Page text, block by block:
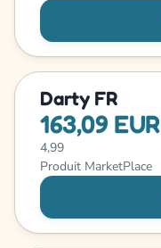
Darty FR
163,09 EUR
4,99
Produit MarketPlace